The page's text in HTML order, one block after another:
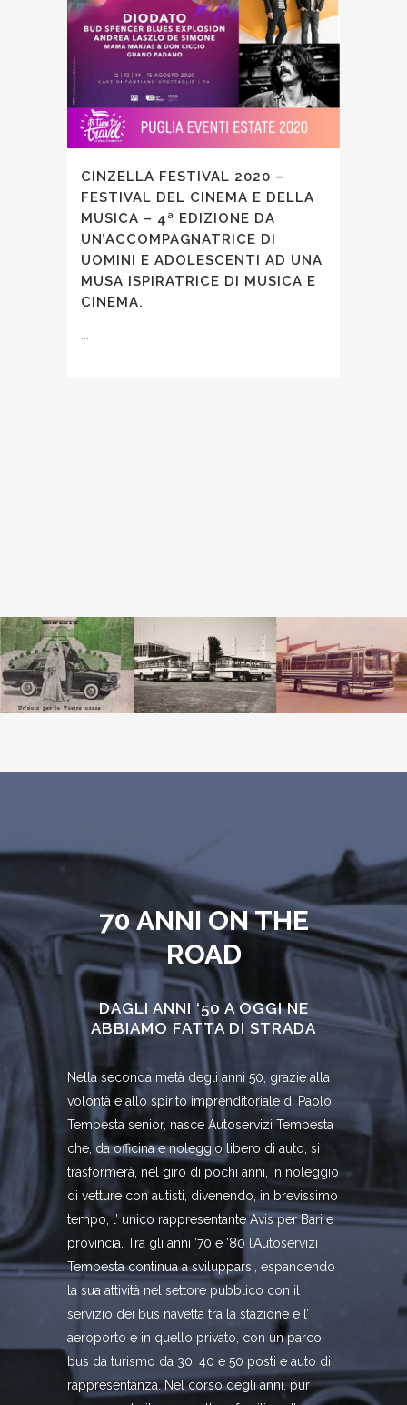
CINZELLA FESTIVAL 2020 –
FESTIVAL DEL CINEMA E DELLA
MUSICA – 4ª EDIZIONE DA
UN’ACCOMPAGNATRICE DI
UOMINI E ADOLESCENTI AD UNA
MUSA ISPIRATRICE DI MUSICA E
CINEMA.
70 ANNI ON THE
ROAD
DAGLI ANNI ‘50 A OGGI NE
ABBIAMO FATTA DI STRADA
Nella seconda metà degli anni 50, grazie alla
volontà e allo spirito imprenditoriale di Paolo
Tempesta senior, nasce Autoservizi Tempesta
che, da officina e noleggio libero di auto, si
trasformerà, nel giro di pochi anni, in noleggio
di vetture con autisti, divenendo, in brevissimo
tempo, l’ unico rappresentante Avis per Bari e
provincia. Tra gli anni ’70 e ’80 l’Autoservizi
Tempesta continua a svilupparsi, espandendo
la sua attività nel settore pubblico con il
servizio dei bus navetta tra la stazione e l’
aeroporto e in quello privato, con un parco
bus da turismo da 30, 40 e 50 posti e auto di
rappresentanza. Nel corso degli anni, pur